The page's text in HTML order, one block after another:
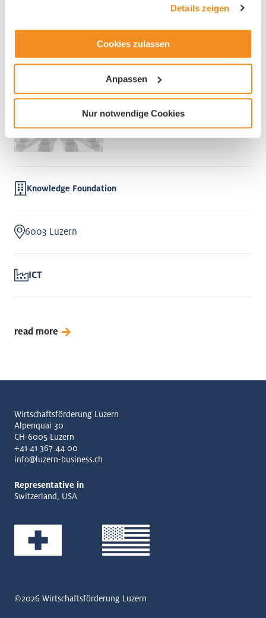
Details zeigen
Cookies zulassen
Anpassen
Nur notwendige Cookies
Knowledge Foundation
6003 Luzern
ICT
read more
Wirtschaftsförderung Luzern
Alpenquai 30
CH-6005 Luzern
+41 41 367 44 00
info@luzern-business.ch
Representative in
Switzerland, USA
©2026 Wirtschaftsförderung Luzern